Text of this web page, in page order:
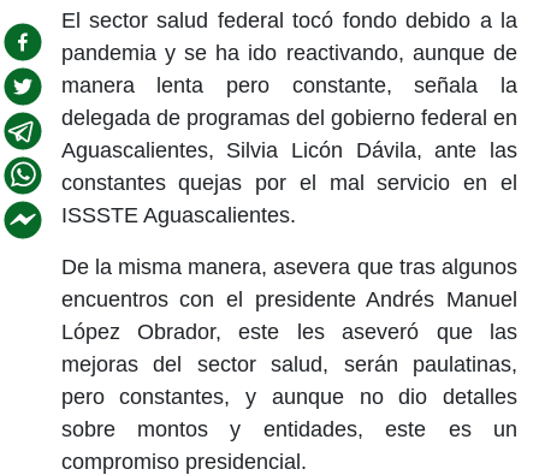
El sector salud federal tocó fondo debido a la
pandemia y se ha ido reactivando, aunque de
manera lenta pero constante, señala la
delegada de programas del gobierno federal en
Aguascalientes, Silvia Licón Dávila, ante las
constantes quejas por el mal servicio en el
ISSSTE Aguascalientes.
De la misma manera, asevera que tras algunos
encuentros con el presidente Andrés Manuel
López Obrador, este les aseveró que las
mejoras del sector salud, serán paulatinas,
pero constantes, y aunque no dio detalles
sobre montos y entidades, este es un
compromiso presidencial.